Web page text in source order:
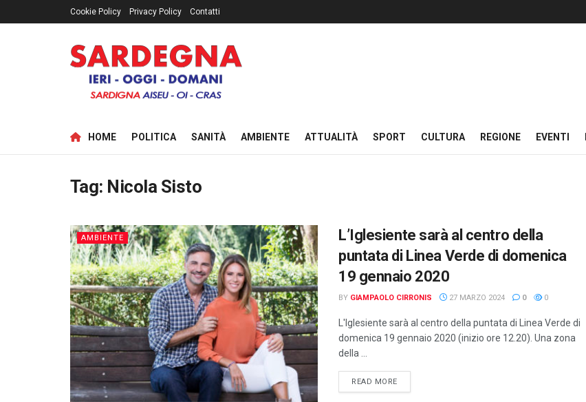
Cookie Policy Privacy Policy Contatti
HOME POLITICA SANITÀ AMBIENTE ATTUALITÀ SPORT CULTURA REGIONE EVENTI
Tag: Nicola Sisto
AMBIENTE
L’Iglesiente sarà al centro della
puntata di Linea Verde di domenica
19 gennaio 2020
BY GIAMPAOLO CIRRONIS 27 MARZO 2024 0 0
L'Iglesiente sarà al centro della puntata di Linea Verde di
domenica 19 gennaio 2020 (inizio ore 12.20). Una zona
della ...
READ MOREDETAILS